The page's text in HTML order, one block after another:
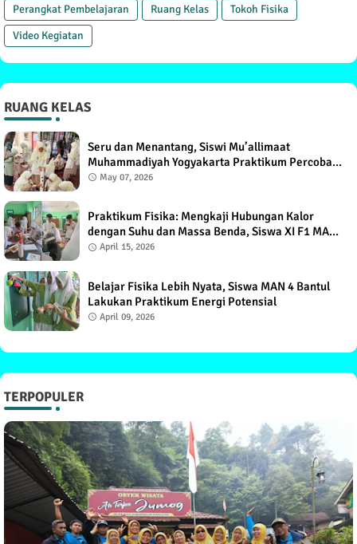
Perangkat Pembelajaran
Ruang Kelas
Tokoh Fisika
Video Kegiatan
RUANG KELAS
Seru dan Menantang, Siswi Mu’allimaat
Muhammadiyah Yogyakarta Praktikum Percobaan
Torricelli
May 07, 2026
Praktikum Fisika: Mengkaji Hubungan Kalor
dengan Suhu dan Massa Benda, Siswa XI F1 MAN
4 Bantul Antusias
April 15, 2026
Belajar Fisika Lebih Nyata, Siswa MAN 4 Bantul
Lakukan Praktikum Energi Potensial
April 09, 2026
TERPOPULER